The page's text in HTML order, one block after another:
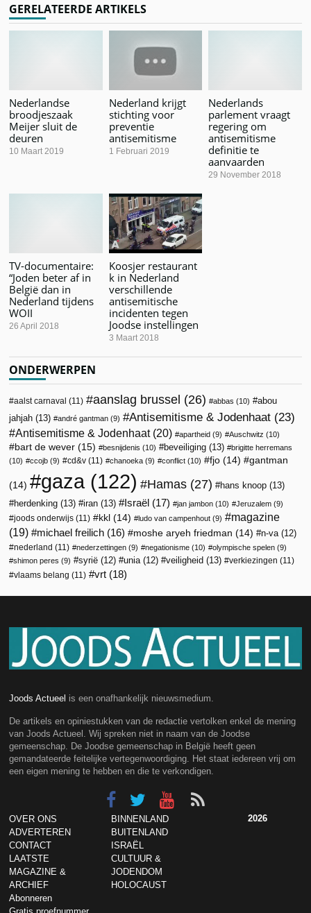
GERELATEERDE ARTIKELS
Nederlandse
broodjeszaak
Meijer sluit de
deuren
10 Maart 2019
Nederland krijgt
stichting voor
preventie
antisemitisme
1 Februari 2019
Nederlands
parlement vraagt
regering om
antisemitisme
definitie te
aanvaarden
29 November 2018
TV-documentaire:
“Joden beter af in
België dan in
Nederland tijdens
WOII
26 April 2018
Koosjer restaurant
k in Nederland
verschillende
antisemitische
incidenten tegen
Joodse instellingen
3 Maart 2018
ONDERWERPEN
aalst carnaval (11) aanslag brussel (26) abbas (10)
abou
jahjah (13) andré gantman (9) Antisemitisme & Jodenhaat (23)
Antisemitisme & Jodenhaat(20) apartheid (9) Auschwitz (10)
bart de wever (15) besnijdenis (10) beveiliging (13)
brigitte herremans
(10)
ccojb (9) cd&v (11) chanoeka (9) conflict (10) fjo (14) gantman
(14) gaza(122) Hamas (27) hans knoop (13)
herdenking (13) iran (13) Israël (17) jan jambon (10) Jeruzalem (9)
joods onderwijs (11) kkl (14) ludo van campenhout (9)
magazine
(19)
michael freilich (16) moshe aryeh friedman (14) n-va(12)
nederland (11) nederzettingen (9) negationisme (10) olympische spelen (9)
shimon peres (9) syrië (12) unia(12) veiligheid (13) verkiezingen (11)
vlaams belang (11) vrt (18)
Joods Actueel is een onafhankelijk nieuwsmedium.
De artikels en opiniestukken van de redactie vertolken enkel de mening
van Joods Actueel. Wij spreken niet in naam van de Joodse
gemeenschap. De Joodse gemeenschap in België heeft geen
gemandateerde feitelijke vertegenwoordiging. Het staat iedereen vrij om
een eigen mening te hebben en die te verkondigen.
OVER ONS
ADVERTEREN
CONTACT
LAATSTE
MAGAZINE &
ARCHIEF
Abonneren
BINNENLAND
BUITENLAND
ISRAËL
CULTUUR &
JODENDOM
HOLOCAUST
2026